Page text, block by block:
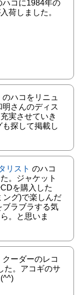
ハコに1984年の
荷しました。
のハコをリニュ
さんのディス
実させていき
も探して掲載し
リスト のハコ
。ジャケット
を購入した
ング)で楽しんだ
ブラブラする気
。と思いま
ーダーのレコ
た。アコギのサ